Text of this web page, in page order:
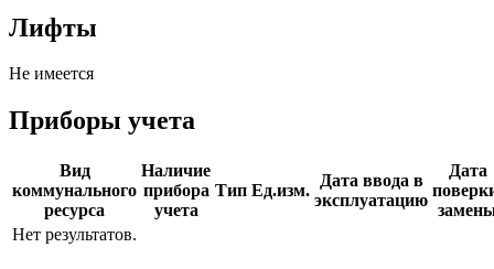
Лифты
Не имеется
Приборы учета
Вид
коммунального
ресурса
Наличие
прибора
учета
Тип Ед.изм.
Дата ввода в
эксплуатацию
Дата
Нет результатов.